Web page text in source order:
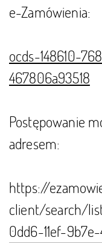
e-Zamówienia:
ocds-148610-
467806a93518
Postępowanie
adresem:
https://
client/search/
0dd6-11ef-